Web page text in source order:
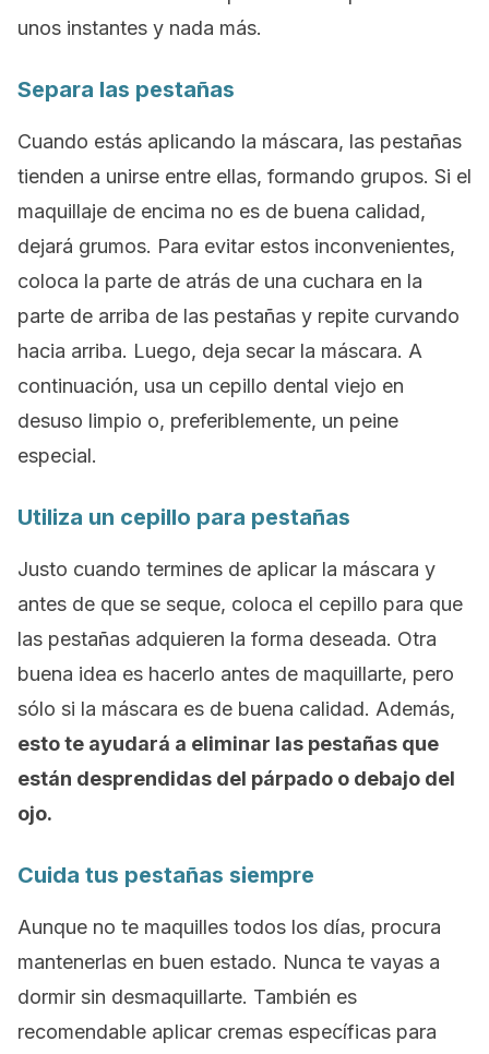
unos instantes y nada más.
Separa las pestañas
Cuando estás aplicando la máscara, las pestañas
tienden a unirse entre ellas, formando grupos. Si el
maquillaje de encima no es de buena calidad,
dejará grumos. Para evitar estos inconvenientes,
coloca la parte de atrás de una cuchara en la
parte de arriba de las pestañas y repite curvando
hacia arriba. Luego, deja secar la máscara. A
continuación, usa un cepillo dental viejo en
desuso limpio o, preferiblemente, un peine
especial.
Utiliza un cepillo para pestañas
Justo cuando termines de aplicar la máscara y
antes de que se seque, coloca el cepillo para que
las pestañas adquieren la forma deseada. Otra
buena idea es hacerlo antes de maquillarte, pero
sólo si la máscara es de buena calidad. Además,
esto te ayudará a eliminar las pestañas que
están desprendidas del párpado o debajo del
ojo.
Cuida tus pestañas siempre
Aunque no te maquilles todos los días, procura
mantenerlas en buen estado. Nunca te vayas a
dormir sin desmaquillarte. También es
recomendable aplicar cremas específicas para